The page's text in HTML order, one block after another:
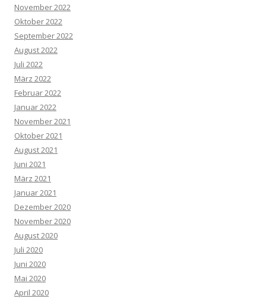
November 2022
Oktober 2022
September 2022
August 2022
Juli 2022
März 2022
Februar 2022
Januar 2022
November 2021
Oktober 2021
August 2021
Juni 2021
März 2021
Januar 2021
Dezember 2020
November 2020
August 2020
Juli 2020
Juni 2020
Mai 2020
April 2020